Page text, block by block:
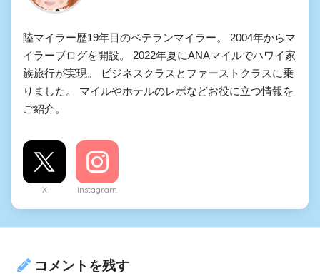
陸マイラー歴19年目のベテランマイラー。 2004年からマ
イラーブログを開設。 2022年夏にANAマイルでハワイ家
族旅行が実現。 ビジネスクラスとファーストクラスに乗
りました。 マイルやホテルのレポなどお役に立つ情報を
ご紹介。
X Instagram
コメントを残す